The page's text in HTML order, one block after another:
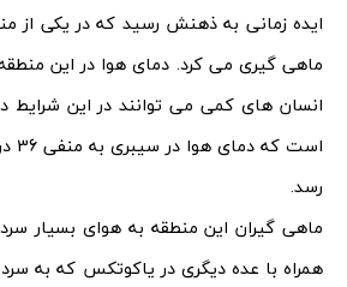
ایده زمانی به ذهنش رسید که در یکی از
ماهی گیری می کرد. دمای هوا در این
انسان های کمی می توانند در این شرایط
رسد.
ماهی گیران این منطقه به هوای بسیار
همراه با عده دیگری در یاکوتکس که به